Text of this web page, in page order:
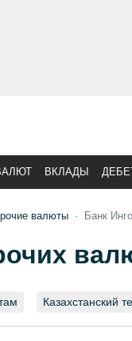
ВКЛАДЫ
валюты Банк Инго
Казахстанский